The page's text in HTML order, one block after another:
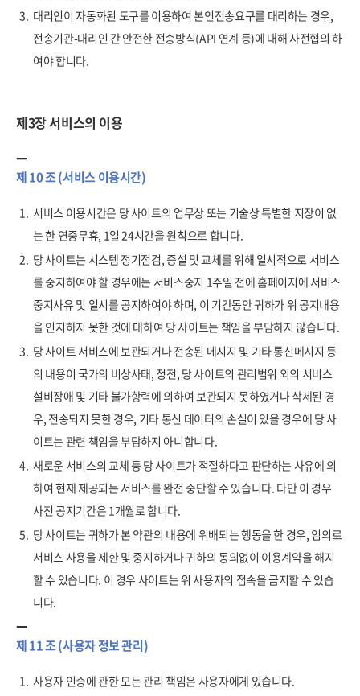
3. 대리인이 자동화된 도구를 이용하여 본인전송요구를 대리하는 경우,
전송기관-대리인 간 안전한 전송방식(API 연계 등)에 대해 사전협의 하
여야 합니다.
제3장 서비스의 이용
제 10 조 (서비스 이용시간)
1. 서비스 이용시간은 당 사이트의 업무상 또는 기술상 특별한 지장이 없
는 한 연중무휴, 1일 24시간을 원칙으로 합니다.
2. 당 사이트는 시스템 정기점검, 증설 및 교체를 위해 일시적으로 서비스
를 중지하여야 할 경우에는 서비스중지 1주일 전에 홈페이지에 서비스
중지사유 및 일시를 공지하여야 하며, 이 기간동안 귀하가 위 공지내용
을 인지하지 못한 것에 대하여 당 사이트는 책임을 부담하지 않습니다.
3. 당 사이트 서비스에 보관되거나 전송된 메시지 및 기타 통신메시지 등
의 내용이 국가의 비상사태, 정전, 당 사이트의 관리범위 외의 서비스
설비장애 및 기타 불가항력에 의하여 보관되지 못하였거나 삭제된 경
우, 전송되지 못한 경우, 기타 통신 데이터의 손실이 있을 경우에 당 사
이트는 관련 책임을 부담하지 아니합니다.
4. 새로운 서비스의 교체 등 당 사이트가 적절하다고 판단하는 사유에 의
하여 현재 제공되는 서비스를 완전 중단할 수 있습니다. 다만 이 경우
사전 공지기간은 1개월로 합니다.
5. 당 사이트는 귀하가 본 약관의 내용에 위배되는 행동을 한 경우, 임의로
서비스 사용을 제한 및 중지하거나 귀하의 동의없이 이용계약을 해지
할 수 있습니다. 이 경우 사이트는 위 사용자의 접속을 금지할 수 있습
니다.
제 11 조 (사용자 정보 관리)
1. 사용자 인증에 관한 모든 관리 책임은 사용자에게 있습니다.